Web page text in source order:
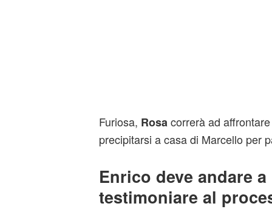
Furiosa, Rosa correrà ad
precipitarsi a casa di Marcello per
Enrico deve andare a
testimoniare al